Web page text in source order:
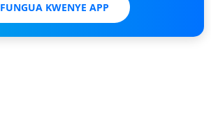
FUNGUA KWENYE APP